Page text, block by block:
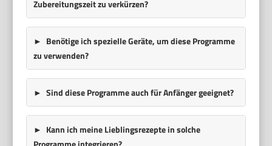
Zubereitungszeit zu verkürzen?
Benötige ich spezielle Geräte, um diese Programme
zu verwenden?
Sind diese Programme auch für Anfänger geeignet?
Kann ich meine Lieblingsrezepte in solche